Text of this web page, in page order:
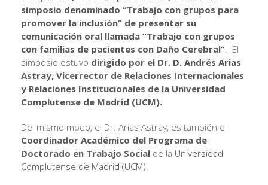
simposio denominado “Trabajo con grupos para
promover la inclusión” de presentar su
comunicación oral llamada “Trabajo con grupos
con familias de pacientes con Daño Cerebral”. El
simposio estuvo dirigido por el Dr. D. Andrés Arias
Astray, Vicerrector de Relaciones Internacionales
y Relaciones Institucionales de la Universidad
Complutense de Madrid (UCM).
Del mismo modo, el Dr. Arias Astray, es también el
Coordinador Académico del Programa de
Doctorado en Trabajo Social de la Universidad
Complutense de Madrid (UCM).